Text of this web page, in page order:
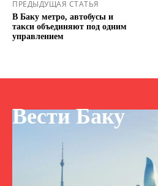
ПРЕДЫДУЩАЯ СТАТЬЯ
В Баку метро, автобусы и
такси объединяют под одним
управлением
Вести Баку